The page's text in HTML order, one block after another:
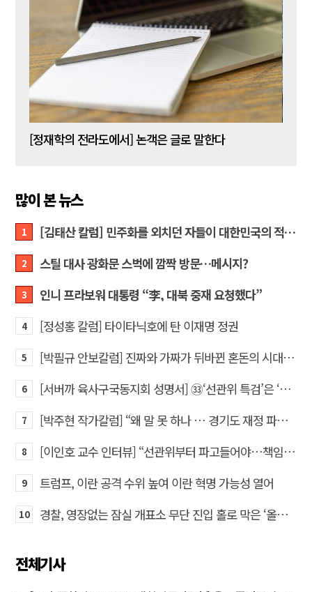
[정재학의 전라도에서] 논객은 글로 말한다
많이 본 뉴스
1 [김태산 칼럼] 민주화를 외치던 자들이 대한민국의 적이고 간첩이었다
2 스틸 대사 광화문 스벅에 깜짝 방문…메시지?
3 인니 프라보워 대통령 “李, 대북 중재 요청했다”
4 [정성홍 칼럼] 타이타닉호에 탄 이재명 정권
5 [박필규 안보칼럼] 진짜와 가짜가 뒤바뀐 혼돈의 시대, 안보 파탄은 막아야
6 [서버까 육사구국동지회 성명서] ㉝‘선관위 특검’은 ‘부정선거 특검’으로 명명하고 박주현 변호사를 ‘특검’으로 임명하라!
7 [박주현 작가칼럼] “왜 말 못 하나 … 경기도 재정 파탄의 진짜 원인을”
8 [이인호 교수 인터뷰] “선관위부터 파고들어야…책임자 직접 고발하라”
9 트럼프, 이란 공격 수위 높여 이란 혁명 가능성 열어
10 경찰, 영장없는 잠실 개표소 무단 진입 홀로 막은 ‘올다르크’ 불구속 송치
전체기사